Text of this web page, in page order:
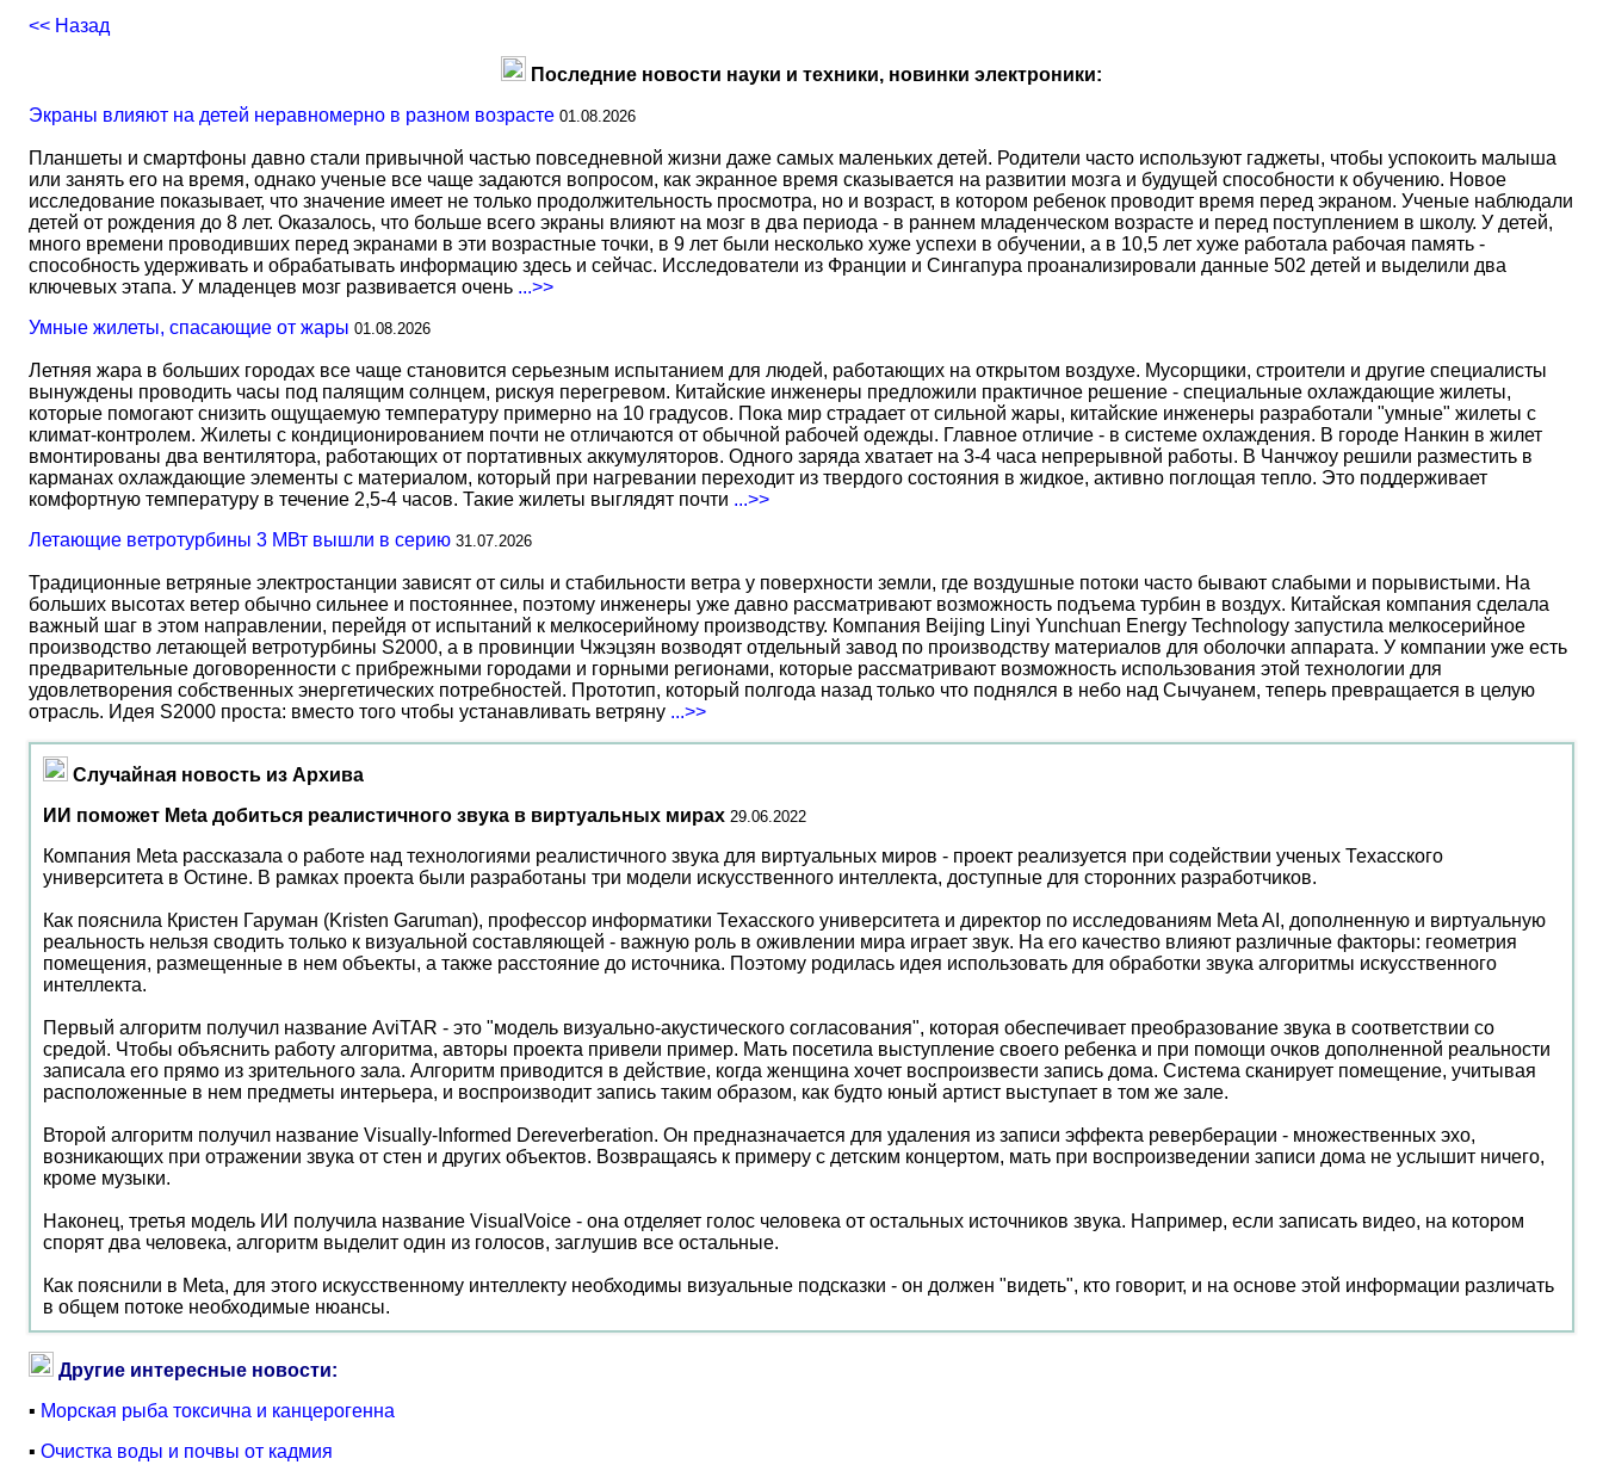
<< Назад
Последние новости науки и техники, новинки электроники:
Экраны влияют на детей неравномерно в разном возрасте 01.08.2026
Планшеты и смартфоны давно стали привычной частью повседневной жизни даже самых маленьких детей. Родители часто используют гаджеты, чтобы успокоить малыша
или занять его на время, однако ученые все чаще задаются вопросом, как экранное время сказывается на развитии мозга и будущей способности к обучению. Новое
исследование показывает, что значение имеет не только продолжительность просмотра, но и возраст, в котором ребенок проводит время перед экраном. Ученые наблюдали
детей от рождения до 8 лет. Оказалось, что больше всего экраны влияют на мозг в два периода - в раннем младенческом возрасте и перед поступлением в школу. У детей,
много времени проводивших перед экранами в эти возрастные точки, в 9 лет были несколько хуже успехи в обучении, а в 10,5 лет хуже работала рабочая память -
способность удерживать и обрабатывать информацию здесь и сейчас. Исследователи из Франции и Сингапура проанализировали данные 502 детей и выделили два
ключевых этапа. У младенцев мозг развивается очень ...>>
Умные жилеты, спасающие от жары 01.08.2026
Летняя жара в больших городах все чаще становится серьезным испытанием для людей, работающих на открытом воздухе. Мусорщики, строители и другие специалисты
вынуждены проводить часы под палящим солнцем, рискуя перегревом. Китайские инженеры предложили практичное решение - специальные охлаждающие жилеты,
которые помогают снизить ощущаемую температуру примерно на 10 градусов. Пока мир страдает от сильной жары, китайские инженеры разработали "умные" жилеты с
климат-контролем. Жилеты с кондиционированием почти не отличаются от обычной рабочей одежды. Главное отличие - в системе охлаждения. В городе Нанкин в жилет
вмонтированы два вентилятора, работающих от портативных аккумуляторов. Одного заряда хватает на 3-4 часа непрерывной работы. В Чанчжоу решили разместить в
карманах охлаждающие элементы с материалом, который при нагревании переходит из твердого состояния в жидкое, активно поглощая тепло. Это поддерживает
комфортную температуру в течение 2,5-4 часов. Такие жилеты выглядят почти ...>>
Летающие ветротурбины 3 МВт вышли в серию 31.07.2026
Традиционные ветряные электростанции зависят от силы и стабильности ветра у поверхности земли, где воздушные потоки часто бывают слабыми и порывистыми. На
больших высотах ветер обычно сильнее и постояннее, поэтому инженеры уже давно рассматривают возможность подъема турбин в воздух. Китайская компания сделала
важный шаг в этом направлении, перейдя от испытаний к мелкосерийному производству. Компания Beijing Linyi Yunchuan Energy Technology запустила мелкосерийное
производство летающей ветротурбины S2000, а в провинции Чжэцзян возводят отдельный завод по производству материалов для оболочки аппарата. У компании уже есть
предварительные договоренности с прибрежными городами и горными регионами, которые рассматривают возможность использования этой технологии для
удовлетворения собственных энергетических потребностей. Прототип, который полгода назад только что поднялся в небо над Сычуанем, теперь превращается в целую
отрасль. Идея S2000 проста: вместо того чтобы устанавливать ветряну ...>>
Случайная новость из Архива
ИИ поможет Meta добиться реалистичного звука в виртуальных мирах 29.06.2022
Компания Meta рассказала о работе над технологиями реалистичного звука для виртуальных миров - проект реализуется при содействии ученых Техасского
университета в Остине. В рамках проекта были разработаны три модели искусственного интеллекта, доступные для сторонних разработчиков.
Как пояснила Кристен Гаруман (Kristen Garuman), профессор информатики Техасского университета и директор по исследованиям Meta AI, дополненную и виртуальную
реальность нельзя сводить только к визуальной составляющей - важную роль в оживлении мира играет звук. На его качество влияют различные факторы: геометрия
помещения, размещенные в нем объекты, а также расстояние до источника. Поэтому родилась идея использовать для обработки звука алгоритмы искусственного
интеллекта.
Первый алгоритм получил название AviTAR - это "модель визуально-акустического согласования", которая обеспечивает преобразование звука в соответствии со
средой. Чтобы объяснить работу алгоритма, авторы проекта привели пример. Мать посетила выступление своего ребенка и при помощи очков дополненной реальности
записала его прямо из зрительного зала. Алгоритм приводится в действие, когда женщина хочет воспроизвести запись дома. Система сканирует помещение, учитывая
расположенные в нем предметы интерьера, и воспроизводит запись таким образом, как будто юный артист выступает в том же зале.
Второй алгоритм получил название Visually-Informed Dereverberation. Он предназначается для удаления из записи эффекта реверберации - множественных эхо,
возникающих при отражении звука от стен и других объектов. Возвращаясь к примеру с детским концертом, мать при воспроизведении записи дома не услышит ничего,
кроме музыки.
Наконец, третья модель ИИ получила название VisualVoice - она отделяет голос человека от остальных источников звука. Например, если записать видео, на котором
спорят два человека, алгоритм выделит один из голосов, заглушив все остальные.
Как пояснили в Meta, для этого искусственному интеллекту необходимы визуальные подсказки - он должен "видеть", кто говорит, и на основе этой информации различать
в общем потоке необходимые нюансы.
Другие интересные новости:
▪ Морская рыба токсична и канцерогенна
▪ Очистка воды и почвы от кадмия